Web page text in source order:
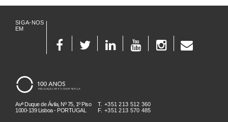
SIGA-NOS
EM
Avª Duque de Ávila, Nº 75, 1º Piso
1000-139 Lisboa - PORTUGAL
T. +351 213 512 360
F. +351 213 570 485